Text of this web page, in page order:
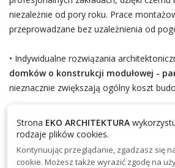
niezależnie od pory roku. Prace
przeprowadzane bez uzależnienia od
• Indywidualne rozwiązania
domków o konstrukcji modułowej -
nieznacznie zwiększają ogólny koszt
Domki o konstrukcji modułowej -
odkształcają się i są znacznie bardziej
klimatyczne i naturalne. Ponadto,
pozwala znacznie zaoszczędzić na
Strona EKO ARCHITEKTURA
rodzaje plików cookies.
Kontynuując przeglądanie, zgadzasz się
cookie. Możesz także wyrazić zgodę na